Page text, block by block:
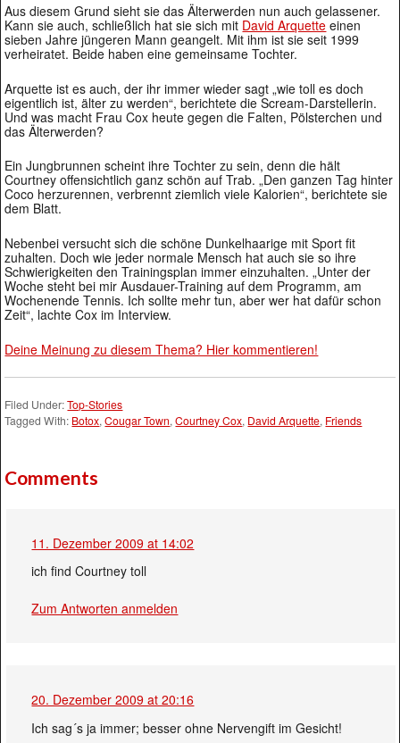
Aus diesem Grund sieht sie das Älterwerden nun auch gelassener.
Kann sie auch, schließlich hat sie sich mit David Arquette einen
sieben Jahre jüngeren Mann geangelt. Mit ihm ist sie seit 1999
verheiratet. Beide haben eine gemeinsame Tochter.
Arquette ist es auch, der ihr immer wieder sagt „wie toll es doch
eigentlich ist, älter zu werden“, berichtete die Scream-Darstellerin.
Und was macht Frau Cox heute gegen die Falten, Pölsterchen und
das Älterwerden?
Ein Jungbrunnen scheint ihre Tochter zu sein, denn die hält
Courtney offensichtlich ganz schön auf Trab. „Den ganzen Tag hinter
Coco herzurennen, verbrennt ziemlich viele Kalorien“, berichtete sie
dem Blatt.
Nebenbei versucht sich die schöne Dunkelhaarige mit Sport fit
zuhalten. Doch wie jeder normale Mensch hat auch sie so ihre
Schwierigkeiten den Trainingsplan immer einzuhalten. „Unter der
Woche steht bei mir Ausdauer-Training auf dem Programm, am
Wochenende Tennis. Ich sollte mehr tun, aber wer hat dafür schon
Zeit“, lachte Cox im Interview.
Deine Meinung zu diesem Thema? Hier kommentieren!
Filed Under:Top-Stories
Tagged With: Botox,Cougar Town,Courtney Cox, David Arquette, Friends
Comments
11. Dezember 2009 at 14:02
ich find Courtney toll
Zum Antworten anmelden
20. Dezember 2009 at 20:16
Ich sag´s ja immer; besser ohne Nervengift im Gesicht!